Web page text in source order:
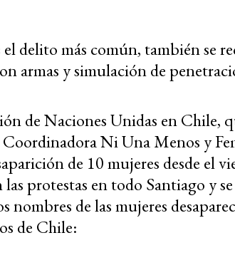
delito más común, también se
armas y simulación de
de Naciones Unidas en Chile,
Ni Una Menos y
de 10 mujeres desde el
protestas en todo Santiago y
nombres de las mujeres
de Chile: